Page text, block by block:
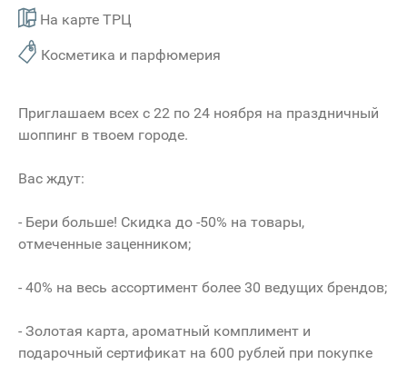
На карте ТРЦ
Косметика и парфюмерия
Приглашаем всех с 22 по 24 ноября на праздничный
шоппинг в твоем городе.
Вас ждут:
- Бери больше! Скидка до -50% на товары,
отмеченные заценником;
- 40% на весь ассортимент более 30 ведущих брендов;
- Золотая карта, ароматный комплимент и
подарочный сертификат на 600 рублей при покупке